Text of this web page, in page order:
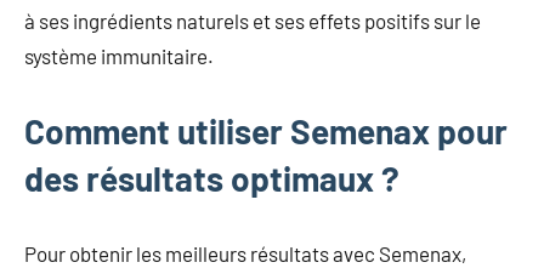
à ses ingrédients naturels et ses effets positifs sur le
système immunitaire.
Comment utiliser Semenax pour
des résultats optimaux ?
Pour obtenir les meilleurs résultats avec Semenax,